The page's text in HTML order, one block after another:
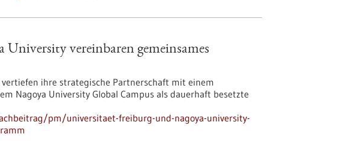
vereinbaren gemeinsames
ihre strategische Partnerschaft mit einem
Nagoya University Global Campus als dauerhaft besetzte
pm/universitaet-freiburg-und-nagoya-university-